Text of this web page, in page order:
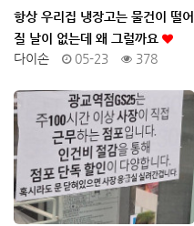
항상 우리집 냉장고는 물건이 떨어
질 날이 없는데 왜 그럴까요
다이손
05-23 378